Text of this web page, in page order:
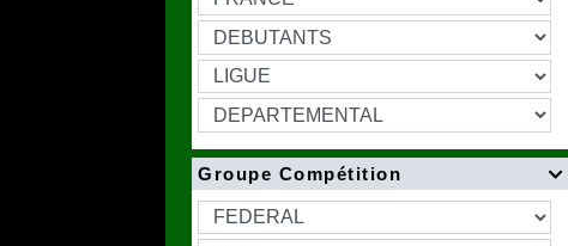

Groupe Compétition